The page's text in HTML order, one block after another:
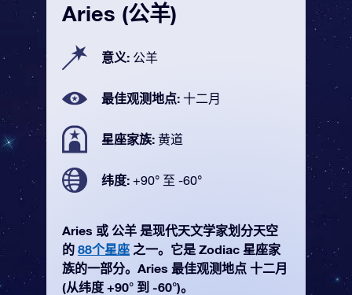
Aries (公羊)
意义: 公羊
最佳观测地点: 十二月
星座家族: 黄道
纬度: +90° 至 -60°
Aries 或 公羊 是现代天文学家划分天空
的 88个星座 之一。它是 Zodiac 星座家
族的一部分。Aries 最佳观测地点 十二月
(从纬度 +90° 到 -60°)。